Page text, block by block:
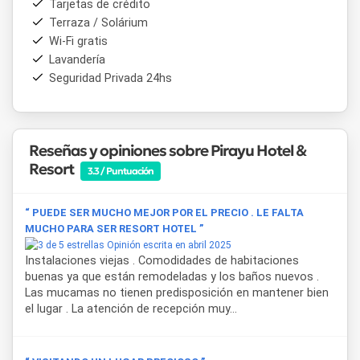
interés cercanos se destacan las Cataratas del Iguazú, el
Hito Tres Fronteras, el Parque Nacional Iguazú y la ciudad
de Foz do Iguaçu en Brasil. Todo esto convierte a
Hotel & Resorten una excelente base para explorar el
entorno natural y cultural de Misiones.
Tarjetas de crédito
Terraza / Solárium
Wi-Fi gratis
Lavandería
Seguridad Privada 24hs
Reseñas y opiniones sobre Pirayu Hotel &
Resort
3.3 / Puntuación
“ PUEDE SER MUCHO MEJOR POR EL PRECIO . LE FALTA
MUCHO PARA SER RESORT HOTEL ”
Opinión escrita en abril 2025
Instalaciones viejas . Comodidades de habitaciones
buenas ya que están remodeladas y los baños nuevos .
Las mucamas no tienen predisposición en mantener bien
el lugar . La atención de recepción muy...